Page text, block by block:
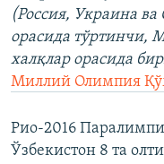
(Россия, Украина
орасида тўртинчи,
халқлар орасида
Миллий Олимпия
Рио-2016
Ўзбекистон 8 та